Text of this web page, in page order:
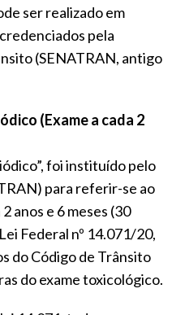
ser realizado em
pela
(SENATRAN, antigo
(Exame a cada 2
foi instituído pelo
para referir-se ao
anos e 6 meses (30
Federal nº 14.071/20,
do Código de Trânsito
do exame toxicológico.